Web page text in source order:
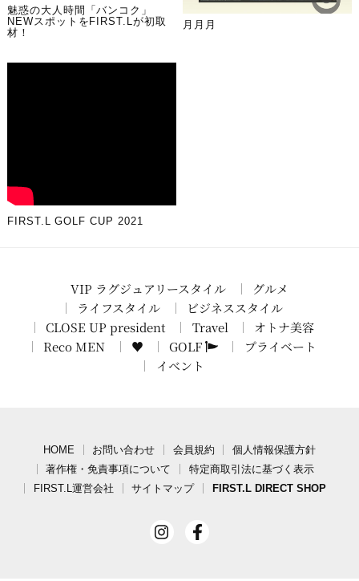
魅惑の大人時間「バンコク」
NEWスポットをFIRST.Lが初取
材！
月月月
FIRST.L GOLF CUP 2021
VIP ラグジュアリースタイル
グルメ
ライフスタイル
ビジネススタイル
CLOSE UP president
Travel
オトナ美容
Reco MEN
♥ GOLF
プライベート
イベント
HOME お問い合わせ 会員規約
個人情報保護方針
著作権・免責事項について
特定商取引法に基づく表示
FIRST.L運営会社
サイトマップ FIRST.L DIRECT SHOP